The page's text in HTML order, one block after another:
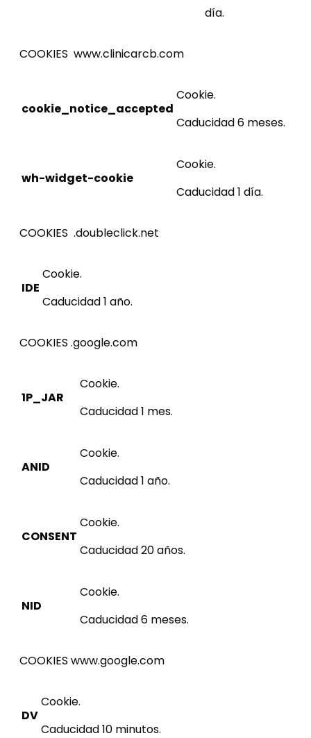
día.
COOKIES www.clinicarcb.com
cookie_notice_accepted
Cookie.
Caducidad 6 meses.
wh-widget-cookie
Cookie.
Caducidad 1 día.
COOKIES .doubleclick.net
IDE
Cookie.
Caducidad 1 año.
COOKIES .google.com
1P_JAR
Cookie.
Caducidad 1 mes.
ANID
Cookie.
Caducidad 1 año.
CONSENT
Cookie.
Caducidad 20 años.
NID
Cookie.
Caducidad 6 meses.
COOKIES www.google.com
DV
Cookie.
Caducidad 10 minutos.